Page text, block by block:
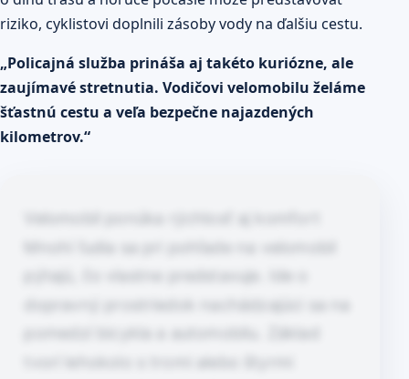
riziko, cyklistovi doplnili zásoby vody na ďalšiu cestu.
„Policajná služba prináša aj takéto kuriózne, ale
zaujímavé stretnutia. Vodičovi velomobilu želáme
šťastnú cestu a veľa bezpečne najazdených
kilometrov.“